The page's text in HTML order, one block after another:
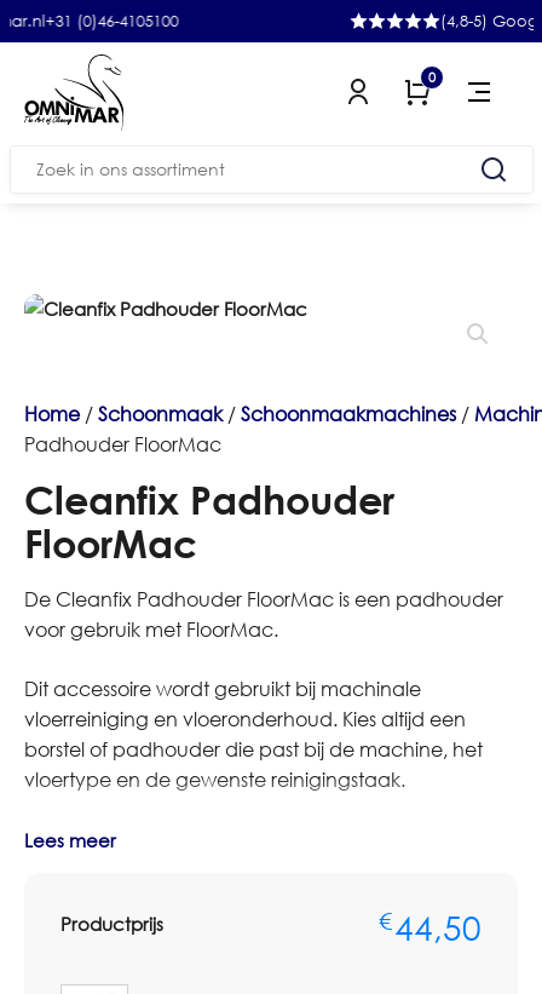
(0)46-4105100 (4,8-5) Google
0
Zoeken
Home/Schoonmaak/Schoonmaakmachines /
Padhouder FloorMac
Cleanfix Padhouder
FloorMac
De Cleanfix Padhouder FloorMac is een padhouder
voor gebruik met FloorMac.
Dit accessoire wordt gebruikt bij machinale
vloerreiniging en vloeronderhoud. Kies altijd een
borstel of padhouder die past bij de machine, het
vloertype en de gewenste reinigingstaak.
Twijfel je of dit accessoire geschikt is voor jouw
met het controleren van de juiste aansluiting, maat of
Lees meer
Productprijs €44,50